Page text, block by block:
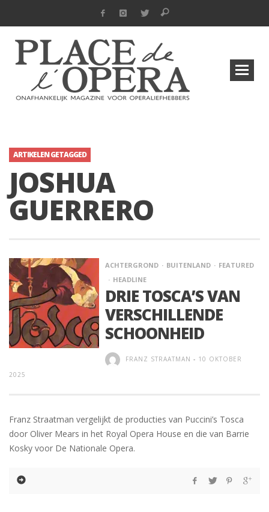
ARTIKELEN GETAGGED
JOSHUA
GUERRERO
ACHTERGROND BUITENLAND
FEATURED
HEADLINE
DRIE TOSCA’S VAN
VERSCHILLENDE
SCHOONHEID
FRANZ STRAATMAN - 10 OKTOBER
2025
Franz Straatman vergelijkt de producties van Puccini’s Tosca
door Oliver Mears in het Royal Opera House en die van Barrie
Kosky voor De Nationale Opera.